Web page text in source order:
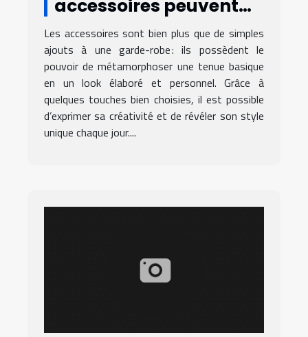
accessoires peuvent
transformer votre
tenue quotidienne ?
Les accessoires sont bien plus que de simples
ajouts à une garde-robe : ils possèdent le
pouvoir de métamorphoser une tenue basique
en un look élaboré et personnel. Grâce à
quelques touches bien choisies, il est possible
d’exprimer sa créativité et de révéler son style
unique chaque jour....